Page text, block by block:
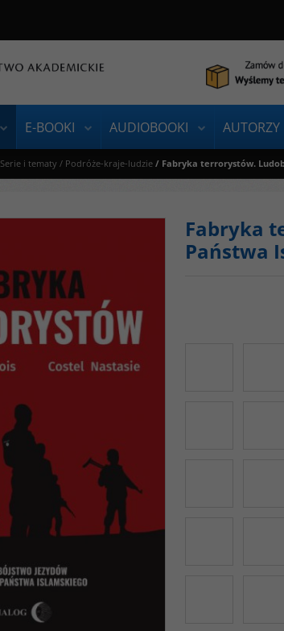
E-BOOKI AUDIOBOOKI AUTORZY
Serie i tematy / Podróże-kraje-ludzie / Fabryka terrorystów.
Fabryka
Państwa